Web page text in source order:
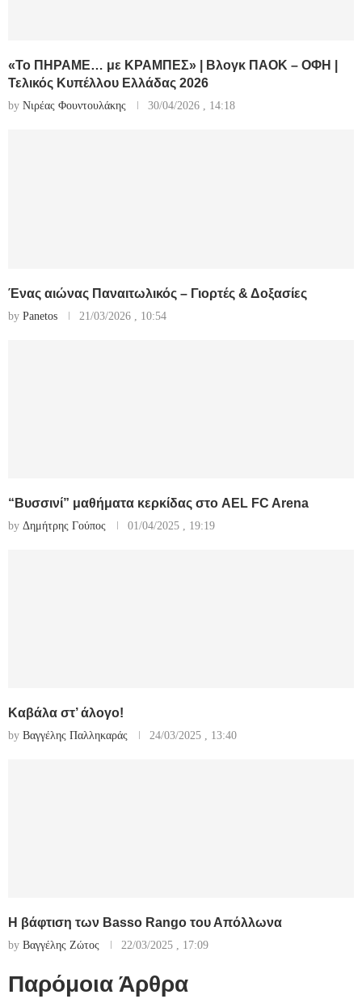
«Το ΠΗΡΑΜΕ… με ΚΡΑΜΠΕΣ» | Βλογκ ΠΑΟΚ – ΟΦΗ |
Τελικός Κυπέλλου Ελλάδας 2026
by Νιρέας Φουντουλάκης 30/04/2026 , 14:18
Ένας αιώνας Παναιτωλικός – Γιορτές & Δοξασίες
by Panetos 21/03/2026 , 10:54
“Βυσσινί” μαθήματα κερκίδας στο AEL FC Arena
by Δημήτρης Γούπος 01/04/2025 , 19:19
Καβάλα στ’ άλογο!
by Βαγγέλης Παλληκαράς 24/03/2025 , 13:40
Η βάφτιση των Basso Rango του Απόλλωνα
by Βαγγέλης Ζώτος 22/03/2025 , 17:09
Παρόμοια Άρθρα